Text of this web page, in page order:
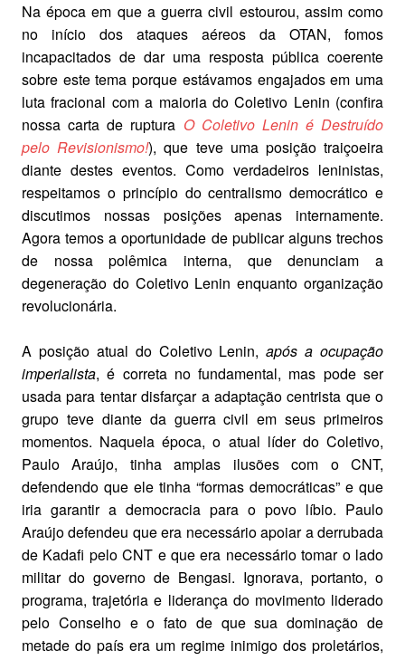
Na época em que a guerra civil estourou, assim como
no início dos ataques aéreos da OTAN, fomos
incapacitados de dar uma resposta pública coerente
sobre este tema porque estávamos engajados em uma
luta fracional com a maioria do Coletivo Lenin (confira
nossa carta de ruptura O Coletivo Lenin é Destruído
pelo Revisionismo!), que teve uma posição traiçoeira
diante destes eventos. Como verdadeiros leninistas,
respeitamos o princípio do centralismo democrático e
discutimos nossas posições apenas internamente.
Agora temos a oportunidade de publicar alguns trechos
de nossa polêmica interna, que denunciam a
degeneração do Coletivo Lenin enquanto organização
revolucionária.
A posição atual do Coletivo Lenin,após a ocupação
imperialista, é correta no fundamental, mas pode ser
usada para tentar disfarçar a adaptação centrista que o
grupo teve diante da guerra civil em seus primeiros
momentos. Naquela época, o atual líder do Coletivo,
Paulo Araújo, tinha amplas ilusões com o CNT,
defendendo que ele tinha “formas democráticas” e que
iria garantir a democracia para o povo líbio. Paulo
Araújo defendeu que era necessário apoiar a derrubada
de Kadafi pelo CNT e que era necessário tomar o lado
militar do governo de Bengasi. Ignorava, portanto, o
programa, trajetória e liderança do movimento liderado
pelo Conselho e o fato de que sua dominação de
metade do país era um regime inimigo dos proletários,